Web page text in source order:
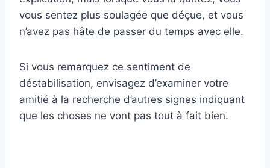
vous sentez plus soulagée que déçue, et vous
n’avez pas hâte de passer du temps avec elle.
Si vous remarquez ce sentiment de
déstabilisation, envisagez d’examiner votre
amitié à la recherche d’autres signes indiquant
que les choses ne vont pas tout à fait bien.